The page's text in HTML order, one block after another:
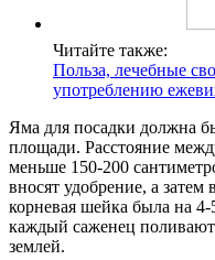
Читайте также:
Польза, лечебные
употреблению
Яма для посадки должна
площади. Расстояние
меньше 150-200
вносят удобрение, а
корневая шейка была на
каждый саженец
землей.